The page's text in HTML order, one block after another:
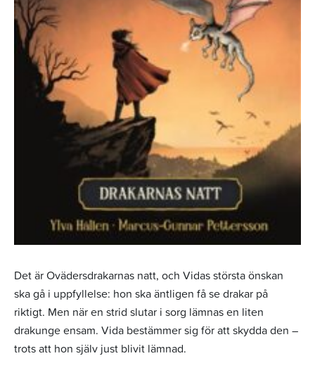
Det är Ovädersdrakarnas natt, och Vidas största önskan
ska gå i uppfyllelse: hon ska äntligen få se drakar på
riktigt. Men när en strid slutar i sorg lämnas en liten
drakunge ensam. Vida bestämmer sig för att skydda den –
trots att hon själv just blivit lämnad.